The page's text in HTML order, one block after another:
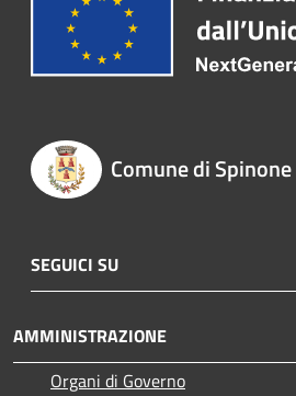
Comune di
SEGUICI SU
AMMINISTRAZIONE
Organi di Governo